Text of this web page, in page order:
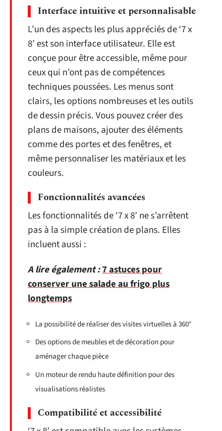
Interface intuitive et personnalisable
L’un des aspects les plus appréciés de ‘7 x
8’ est son interface utilisateur. Elle est
conçue pour être accessible, même pour
ceux qui n’ont pas de compétences
techniques poussées. Les menus sont
clairs, les options nombreuses et les outils
de dessin précis. Vous pouvez créer des
plans de maisons, ajouter des éléments
comme des portes et des fenêtres, et
même personnaliser les matériaux et les
couleurs.
Fonctionnalités avancées
Les fonctionnalités de ‘7 x 8’ ne s’arrêtent
pas à la simple création de plans. Elles
incluent aussi :
A lire également :7 astuces pour
conserver une salade au frigo plus
longtemps
La possibilité de réaliser des visites virtuelles à 360°
Des options de meubles et de décoration pour
aménager chaque pièce
Un moteur de rendu haute définition pour des
visualisations réalistes
Compatibilité et accessibilité